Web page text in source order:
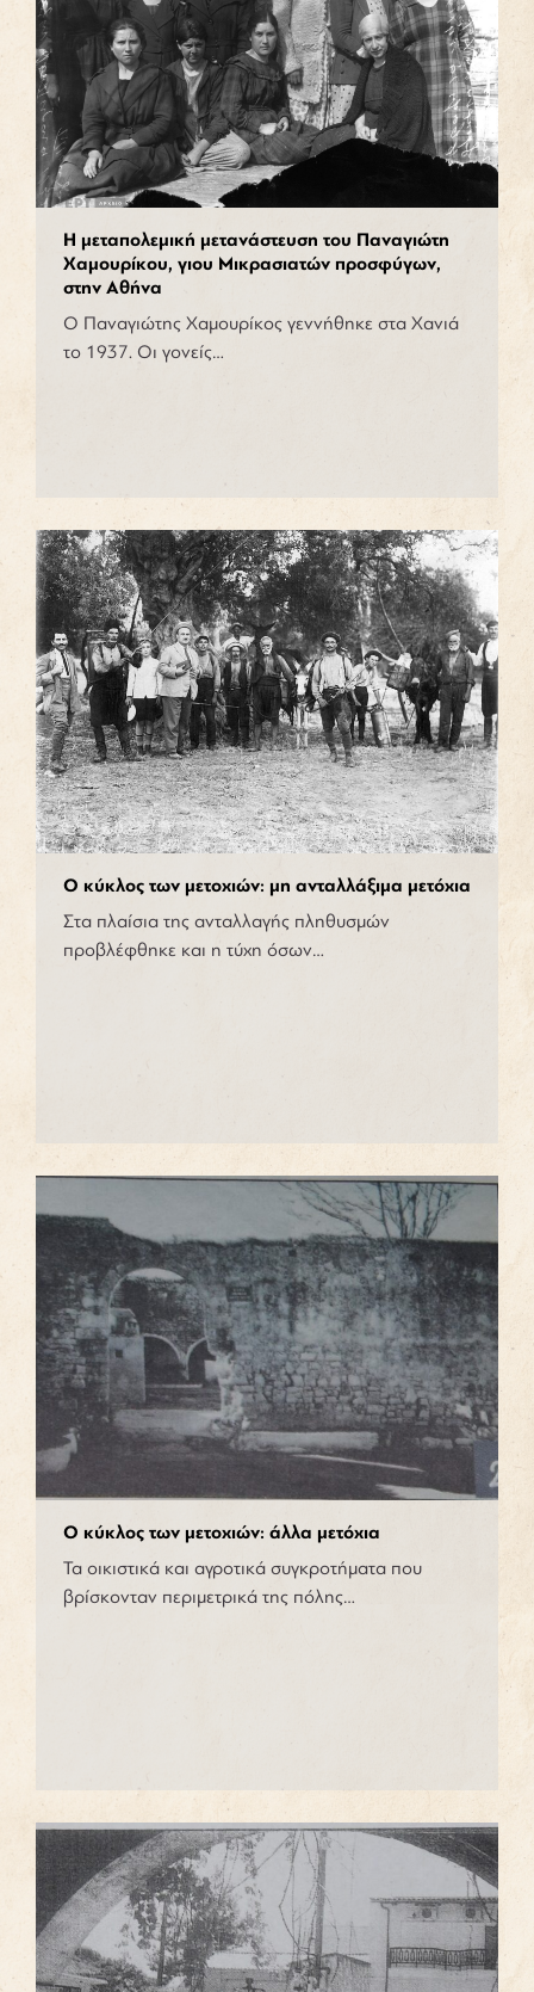
Η μεταπολεμική μετανάστευση του Παναγιώτη
Χαμουρίκου, γιου Μικρασιατών προσφύγων,
στην Αθήνα
Ο Παναγιώτης Χαμουρίκος γεννήθηκε στα Χανιά
το 1937. Οι γονείς…
Ο κύκλος των μετοχιών: μη ανταλλάξιμα μετόχια
Στα πλαίσια της ανταλλαγής πληθυσμών
προβλέφθηκε και η τύχη όσων…
Ο κύκλος των μετοχιών: άλλα μετόχια
Τα οικιστικά και αγροτικά συγκροτήματα που
βρίσκονταν περιμετρικά της πόλης…